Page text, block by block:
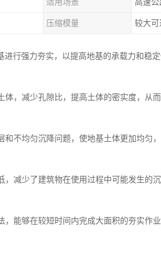
适用场景 高速
压缩模量 较大可
行强力夯实，以提高地基的承载力和稳
，减少孔隙比，提高土体的密实度，从
不均匀沉降问题，使地基土体更加均匀
减少了建筑物在使用过程中可能发生的
能够在较短时间内完成大面积的夯实作